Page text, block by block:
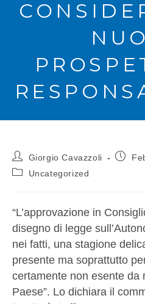
Giorgio Cavazzoli
Uncategorized
“L’approvazione in
disegno di legge
nei fatti, una stagione
presente ma soprattutto
certamente non esente da
Paese”. Lo dichiara il